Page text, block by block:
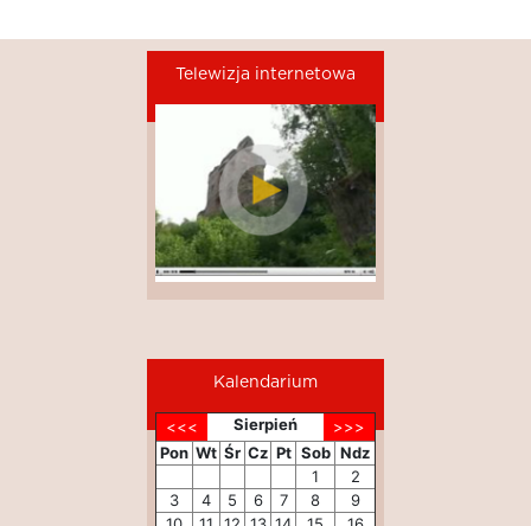
Telewizja internetowa
Kalendarium
Sierpień
Pon Wt Śr Cz Pt Sob Ndz
1
2
3
4 5 6 7 8
9